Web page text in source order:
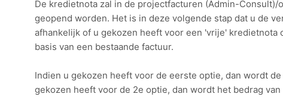
De kredietnota zal in de projectfacturen (Admin-Consult)/
geopend worden. Het is in deze volgende stap dat u de
afhankelijk of u gekozen heeft voor een 'vrije'
basis van een bestaande factuur.
Indien u gekozen heeft voor de eerste optie, dan wordt
gekozen heeft voor de 2e optie, dan wordt het bedrag